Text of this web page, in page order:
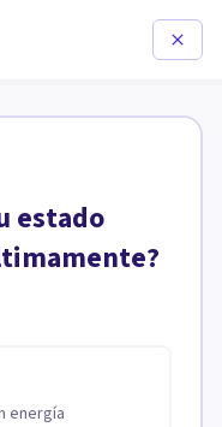
estado
energía